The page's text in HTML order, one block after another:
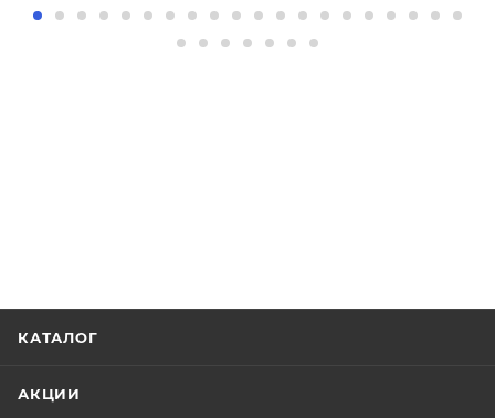
КАТАЛОГ
АКЦИИ